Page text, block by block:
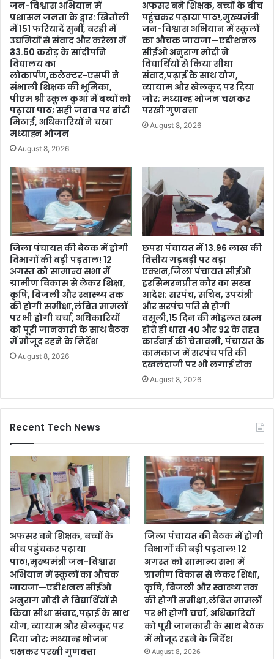
जन-विश्वास अभियान में
प्रशासन जनता के द्वार: खितौली
में 151 फरियादें सुनीं, बरही में
उद्यमियों से संवाद और करेला में
₹33.50 करोड़ के सांदीपनि
विद्यालय का
लोकार्पण,कलेक्टर-एसपी ने
संभाली शिक्षक की भूमिका,
पीएम श्री स्कूल कुआं में बच्चों को
पढ़ाया पाठ; सही जवाब पर बांटी
मिठाई, अधिकारियों ने चखा
मध्याह्न भोजन
August 8, 2026
अफसर बने शिक्षक, बच्चों के बीच
पहुंचकर पढ़ाया पाठ!,मुख्यमंत्री
जन-विश्वास अभियान में स्कूलों
का औचक जायजा—एडीशनल
सीईओ अनुराग मोदी ने
विद्यार्थियों से किया सीधा
संवाद,पढ़ाई के साथ योग,
व्यायाम और खेलकूद पर दिया
जोर; मध्यान्ह भोजन चखकर
परखी गुणवत्ता
August 8, 2026
जिला पंचायत की बैठक में होगी
विभागों की बड़ी पड़ताल! 12
अगस्त को सामान्य सभा में
ग्रामीण विकास से लेकर शिक्षा,
कृषि, बिजली और स्वास्थ्य तक
की होगी समीक्षा,लंबित मामलों
पर भी होगी चर्चा, अधिकारियों
को पूरी जानकारी के साथ बैठक
में मौजूद रहने के निर्देश
August 8, 2026
छपरा पंचायत में 13.96 लाख की
वित्तीय गड़बड़ी पर बड़ा
एक्शन,जिला पंचायत सीईओ
हरसिमरनप्रीत कौर का सख्त
आदेश: सरपंच, सचिव, उपयंत्री
और सरपंच पति से होगी
वसूली,15 दिन की मोहलत खत्म
होते ही धारा 40 और 92 के तहत
कार्रवाई की चेतावनी, पंचायत के
कामकाज में सरपंच पति की
दखलंदाजी पर भी लगाई रोक
August 8, 2026
Recent Tech News
अफसर बने शिक्षक, बच्चों के
बीच पहुंचकर पढ़ाया
पाठ!,मुख्यमंत्री जन-विश्वास
अभियान में स्कूलों का औचक
जायजा—एडीशनल सीईओ
अनुराग मोदी ने विद्यार्थियों से
किया सीधा संवाद,पढ़ाई के साथ
योग, व्यायाम और खेलकूद पर
दिया जोर; मध्यान्ह भोजन
चखकर परखी गुणवत्ता
जिला पंचायत की बैठक में होगी
विभागों की बड़ी पड़ताल! 12
अगस्त को सामान्य सभा में
ग्रामीण विकास से लेकर शिक्षा,
कृषि, बिजली और स्वास्थ्य तक
की होगी समीक्षा,लंबित मामलों
पर भी होगी चर्चा, अधिकारियों
को पूरी जानकारी के साथ बैठक
में मौजूद रहने के निर्देश
August 8, 2026